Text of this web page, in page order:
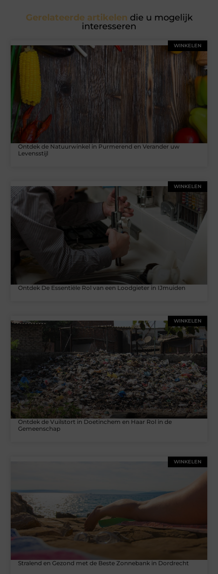
Gerelateerde artikelen die u mogelijk
interesseren
WINKELEN
Ontdek de Natuurwinkel in Purmerend en Verander uw
Levensstijl
WINKELEN
Ontdek De Essentiële Rol van een Loodgieter in IJmuiden
WINKELEN
Ontdek de Vuilstort in Doetinchem en Haar Rol in de
Gemeenschap
WINKELEN
Stralend en Gezond met de Beste Zonnebank in Dordrecht